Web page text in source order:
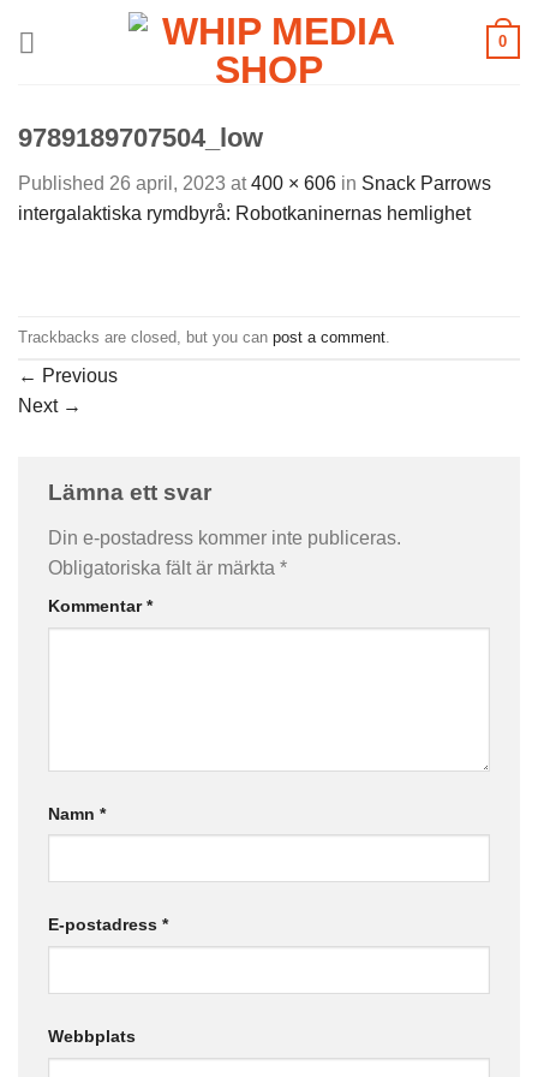
0
9789189707504_low
Published 26 april, 2023 at400 × 606 in Snack Parrows
intergalaktiska rymdbyrå: Robotkaninernas hemlighet
Trackbacks are closed, but you can post a comment
← Previous
Next →
Lämna ett svar
Din e-postadress kommer inte publiceras.
Obligatoriska fält är märkta *
Kommentar*
Namn *
E-postadress *
Webbplats